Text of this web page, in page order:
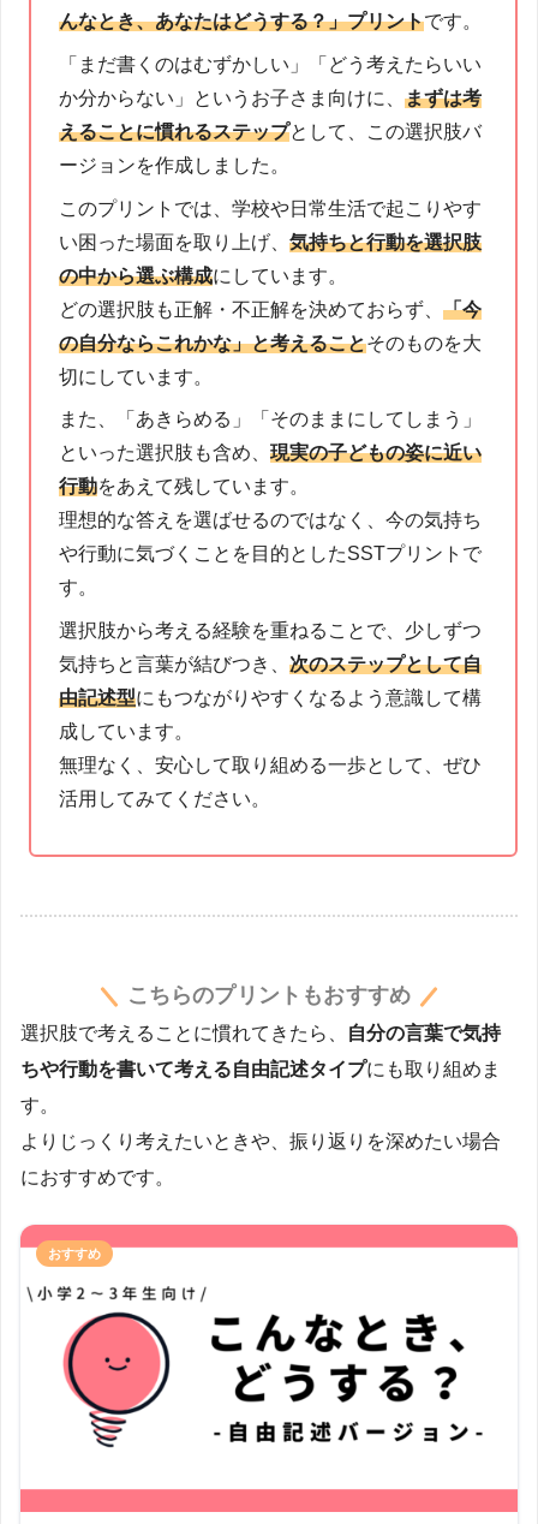
んなとき、あなたはどうする？」プリントです。
「まだ書くのはむずかしい」「どう考えたらいい
か分からない」というお子さま向けに、まずは考
えることに慣れるステップとして、この選択肢バ
ージョンを作成しました。
このプリントでは、学校や日常生活で起こりやす
い困った場面を取り上げ、気持ちと行動を選択肢
の中から選ぶ構成にしています。
どの選択肢も正解・不正解を決めておらず、「今
の自分ならこれかな」と考えることそのものを大
切にしています。
また、「あきらめる」「そのままにしてしまう」
といった選択肢も含め、現実の子どもの姿に近い
行動をあえて残しています。
理想的な答えを選ばせるのではなく、今の気持ち
や行動に気づくことを目的としたSSTプリントで
す。
選択肢から考える経験を重ねることで、少しずつ
気持ちと言葉が結びつき、次のステップとして自
由記述型にもつながりやすくなるよう意識して構
成しています。
無理なく、安心して取り組める一歩として、ぜひ
活用してみてください。
こちらのプリントもおすすめ
選択肢で考えることに慣れてきたら、
自分の言葉で気持
ちや行動を書いて考える自由記述タイプにも取り組めま
す。
よりじっくり考えたいときや、振り返りを深めたい場合
におすすめです。